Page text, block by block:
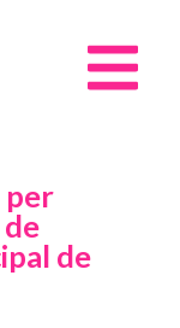
per
de